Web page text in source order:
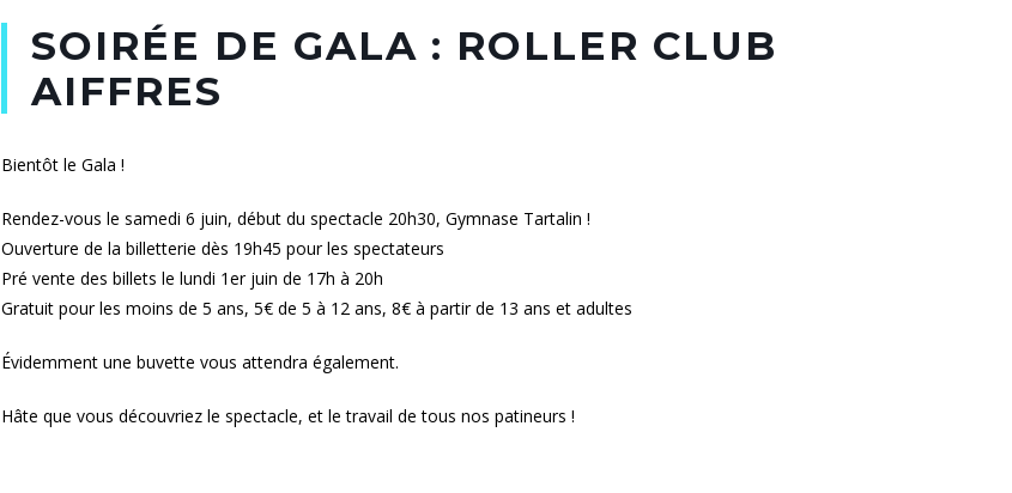
SOIRÉE DE GALA : ROLLER CLUB
AIFFRES
Bientôt le Gala !
Rendez-vous le samedi 6 juin, début du spectacle 20h30, Gymnase Tartalin !
Ouverture de la billetterie dès 19h45 pour les spectateurs
Pré vente des billets le lundi 1er juin de 17h à 20h
Gratuit pour les moins de 5 ans, 5€ de 5 à 12 ans, 8€ à partir de 13 ans et adultes
Évidemment une buvette vous attendra également.
Hâte que vous découvriez le spectacle, et le travail de tous nos patineurs !